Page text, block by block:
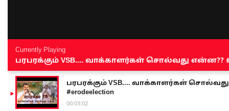
Currently Playing
பரபரக்கும் VSB.... வாக்காளர்கள் சொல்வது என்ன??
பரபரக்கும் VSB.... வாக்காளர்கள் சொல்வது
#erodeelection
00:03:02